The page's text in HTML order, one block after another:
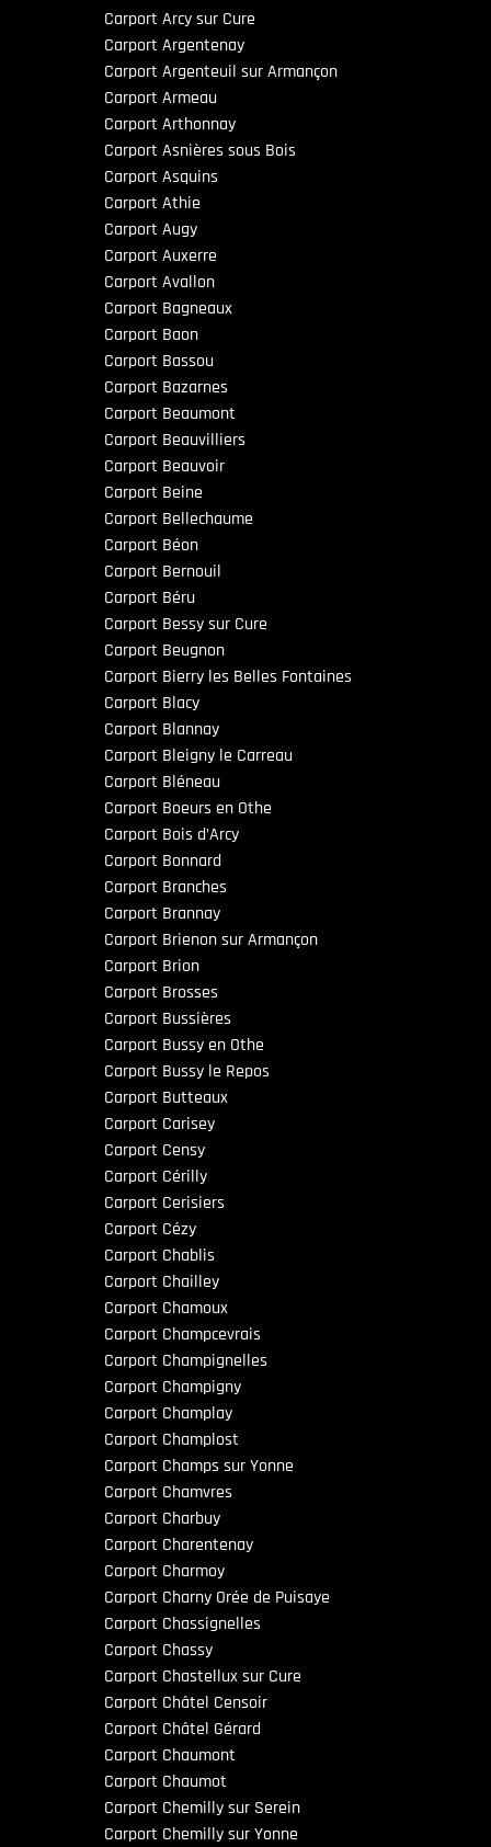
Carport Arcy sur Cure
Carport Argentenay
Carport Argenteuil sur Armançon
Carport Armeau
Carport Arthonnay
Carport Asnières sous Bois
Carport Asquins
Carport Athie
Carport Augy
Carport Auxerre
Carport Avallon
Carport Bagneaux
Carport Baon
Carport Bassou
Carport Bazarnes
Carport Beaumont
Carport Beauvilliers
Carport Beauvoir
Carport Beine
Carport Bellechaume
Carport Béon
Carport Bernouil
Carport Béru
Carport Bessy sur Cure
Carport Beugnon
Carport Bierry les Belles Fontaines
Carport Blacy
Carport Blannay
Carport Bleigny le Carreau
Carport Bléneau
Carport Boeurs en Othe
Carport Bois d’Arcy
Carport Bonnard
Carport Branches
Carport Brannay
Carport Brienon sur Armançon
Carport Brion
Carport Brosses
Carport Bussières
Carport Bussy en Othe
Carport Bussy le Repos
Carport Butteaux
Carport Carisey
Carport Censy
Carport Cérilly
Carport Cerisiers
Carport Cézy
Carport Chablis
Carport Chailley
Carport Chamoux
Carport Champcevrais
Carport Champignelles
Carport Champigny
Carport Champlay
Carport Champlost
Carport Champs sur Yonne
Carport Chamvres
Carport Charbuy
Carport Charentenay
Carport Charmoy
Carport Charny Orée de Puisaye
Carport Chassignelles
Carport Chassy
Carport Chastellux sur Cure
Carport Châtel Censoir
Carport Châtel Gérard
Carport Chaumont
Carport Chaumot
Carport Chemilly sur Serein
Carport Chemilly sur Yonne